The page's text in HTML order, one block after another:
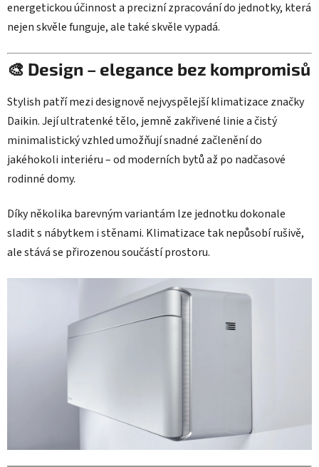
energetickou účinnost a precizní zpracování do jednotky, která
nejen skvěle funguje, ale také skvěle vypadá.
🎨 Design – elegance bez kompromisů
Stylish patří mezi designově nejvyspělejší klimatizace značky
Daikin. Její ultratenké tělo, jemně zakřivené linie a čistý
minimalistický vzhled umožňují snadné začlenění do
jakéhokoli interiéru – od moderních bytů až po nadčasové
rodinné domy.
Díky několika barevným variantám lze jednotku dokonale
sladit s nábytkem i stěnami. Klimatizace tak nepůsobí rušivě,
ale stává se přirozenou součástí prostoru.